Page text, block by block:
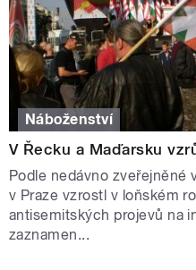
Náboženství
V Řecku a Maďarsku
Podle nedávno zveřejněné
v Praze vzrostl v loňském
antisemitských projevů na
zaznamen...